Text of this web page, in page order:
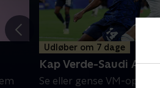
Udløber om 7 dage
Kap Verde-Saudi
Se eller gense VM-